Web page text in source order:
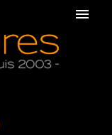
menu